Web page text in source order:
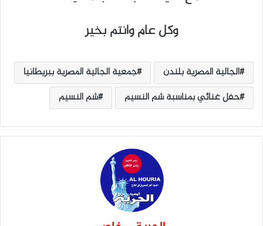
وكل عام وانتم بخير
الجالية المصرية بلندن
جمعية الجالية المصرية ببريطانيا
حفل غنائي بمناسبة شم النسيم
شم النسيم